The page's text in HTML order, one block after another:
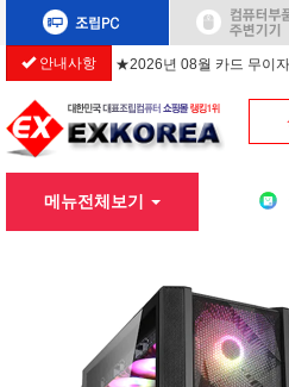
안내사항 ★2026년 08월 카드 무이
메뉴전체보기